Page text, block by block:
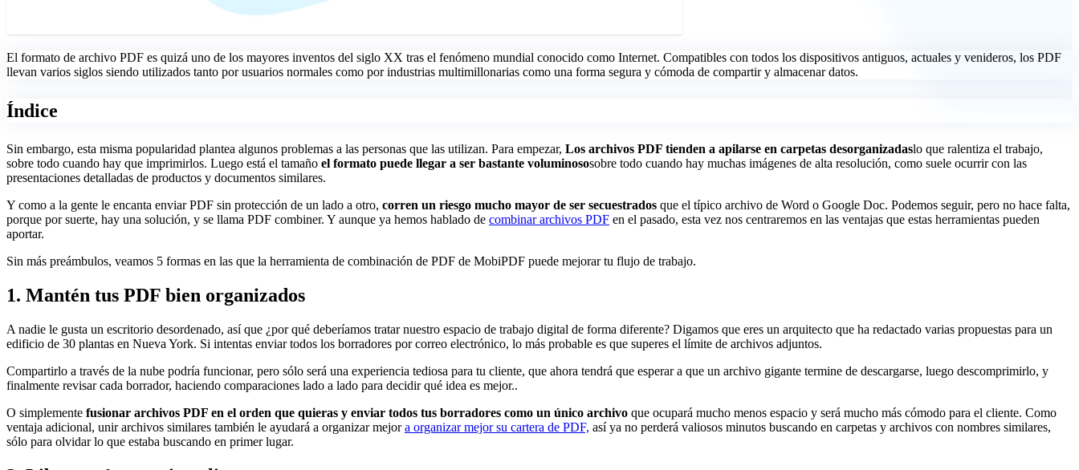
El formato de archivo PDF es quizá uno de los mayores inventos del siglo XX tras el fenómeno mundial conocido como Internet. Compatibles con todos los dispositivos antiguos, actuales y venideros, los PDF
llevan varios siglos siendo utilizados tanto por usuarios normales como por industrias multimillonarias como una forma segura y cómoda de compartir y almacenar datos.
Índice
Sin embargo, esta misma popularidad plantea algunos problemas a las personas que las utilizan. Para empezar, Los archivos PDF tienden a apilarse en carpetas desorganizadaslo que ralentiza el trabajo,
sobre todo cuando hay que imprimirlos. Luego está el tamaño el formato puede llegar a ser bastante voluminososobre todo cuando hay muchas imágenes de alta resolución, como suele ocurrir con las
presentaciones detalladas de productos y documentos similares.
Y como a la gente le encanta enviar PDF sin protección de un lado a otro, corren un riesgo mucho mayor de ser secuestrados que el típico archivo de Word o Google Doc. Podemos seguir, pero no hace falta,
porque por suerte, hay una solución, y se llama PDF combiner. Y aunque ya hemos hablado de combinar archivos PDF en el pasado, esta vez nos centraremos en las ventajas que estas herramientas pueden
aportar.
Sin más preámbulos, veamos 5 formas en las que la herramienta de combinación de PDF de MobiPDF puede mejorar tu flujo de trabajo.
1. Mantén tus PDF bien organizados
A nadie le gusta un escritorio desordenado, así que ¿por qué deberíamos tratar nuestro espacio de trabajo digital de forma diferente? Digamos que eres un arquitecto que ha redactado varias propuestas para un
edificio de 30 plantas en Nueva York. Si intentas enviar todos los borradores por correo electrónico, lo más probable es que superes el límite de archivos adjuntos.
Compartirlo a través de la nube podría funcionar, pero sólo será una experiencia tediosa para tu cliente, que ahora tendrá que esperar a que un archivo gigante termine de descargarse, luego descomprimirlo, y
finalmente revisar cada borrador, haciendo comparaciones lado a lado para decidir qué idea es mejor..
O simplemente fusionar archivos PDF en el orden que quieras y enviar todos tus borradores como un único archivo que ocupará mucho menos espacio y será mucho más cómodo para el cliente. Como
ventaja adicional, unir archivos similares también le ayudará a organizar mejora organizar mejor su cartera de PDF, así ya no perderá valiosos minutos buscando en carpetas y archivos con nombres similares,
sólo para olvidar lo que estaba buscando en primer lugar.